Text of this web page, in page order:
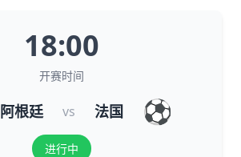
18:00
开赛时间
阿根廷 vs 法国 ⚽
进行中